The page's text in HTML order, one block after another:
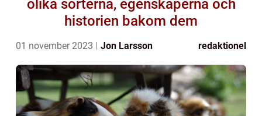
olika sorterna, egenskaperna och
historien bakom dem
01 november 2023 Jon Larsson redaktionel